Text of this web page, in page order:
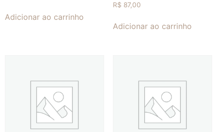
Adicionar ao carrinho
R$ 87,00
Adicionar ao carrinho